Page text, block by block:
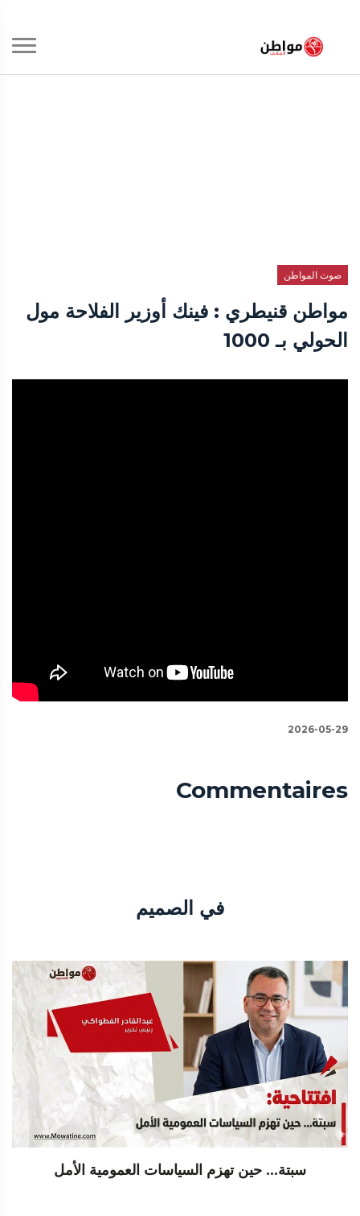
صوت المواطن
مواطن قنيطري : فينك أوزير الفلاحة مول
الحولي بـ 1000
2026-05-29
Commentaires
في الصميم
سبتة... حين تهزم السياسات العمومية الأمل